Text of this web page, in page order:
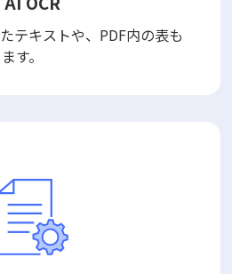
テキストや、PDF内の表も
す。